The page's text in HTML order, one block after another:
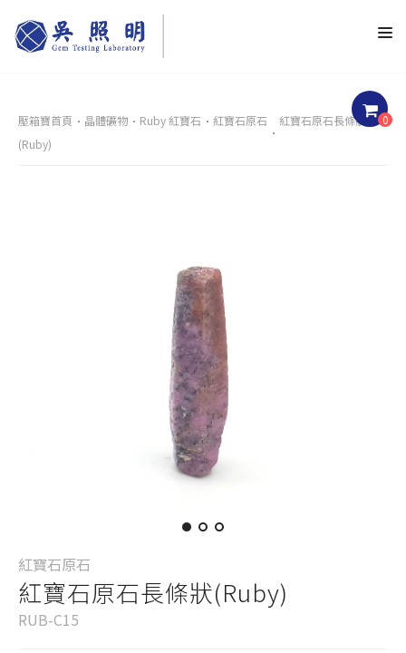
0
壓箱寶首頁 晶體礦物 Ruby 紅寶石 紅寶石原石
紅寶石原石長條狀
(Ruby)
紅寶石原石
紅寶石原石長條狀(Ruby)
RUB-C15